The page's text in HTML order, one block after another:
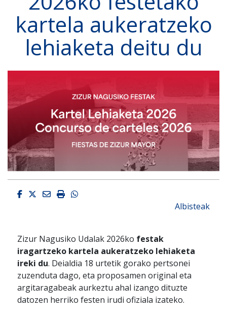
kartela aukeratzeko
lehiaketa deitu du
Facebook
Twitter
EmailImprimirWhatsapp
Albisteak
Zizur Nagusiko Udalak 2026ko festak
iragartzeko kartela aukeratzeko lehiaketa
ireki du. Deialdia 18 urtetik gorako pertsonei
zuzenduta dago, eta proposamen original eta
argitaragabeak aurkeztu ahal izango dituzte
datozen herriko festen irudi ofiziala izateko.